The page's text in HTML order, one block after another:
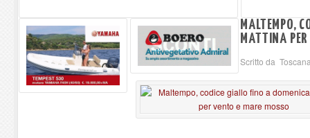
MALTEMPO,
MATTINA
Scritto da